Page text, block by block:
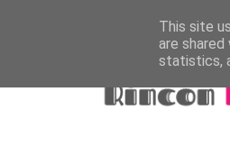
This site
are
statistics,